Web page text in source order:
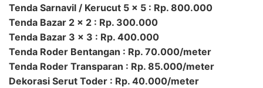
Tenda Sarnavil / Kerucut 5 x 5 : Rp. 800.000
Tenda Bazar 2 x 2 : Rp. 300.000
Tenda Bazar 3 x 3 : Rp. 400.000
Tenda Roder Bentangan : Rp. 70.000/meter
Tenda Roder Transparan : Rp. 85.000/meter
Dekorasi Serut Toder : Rp. 40.000/meter